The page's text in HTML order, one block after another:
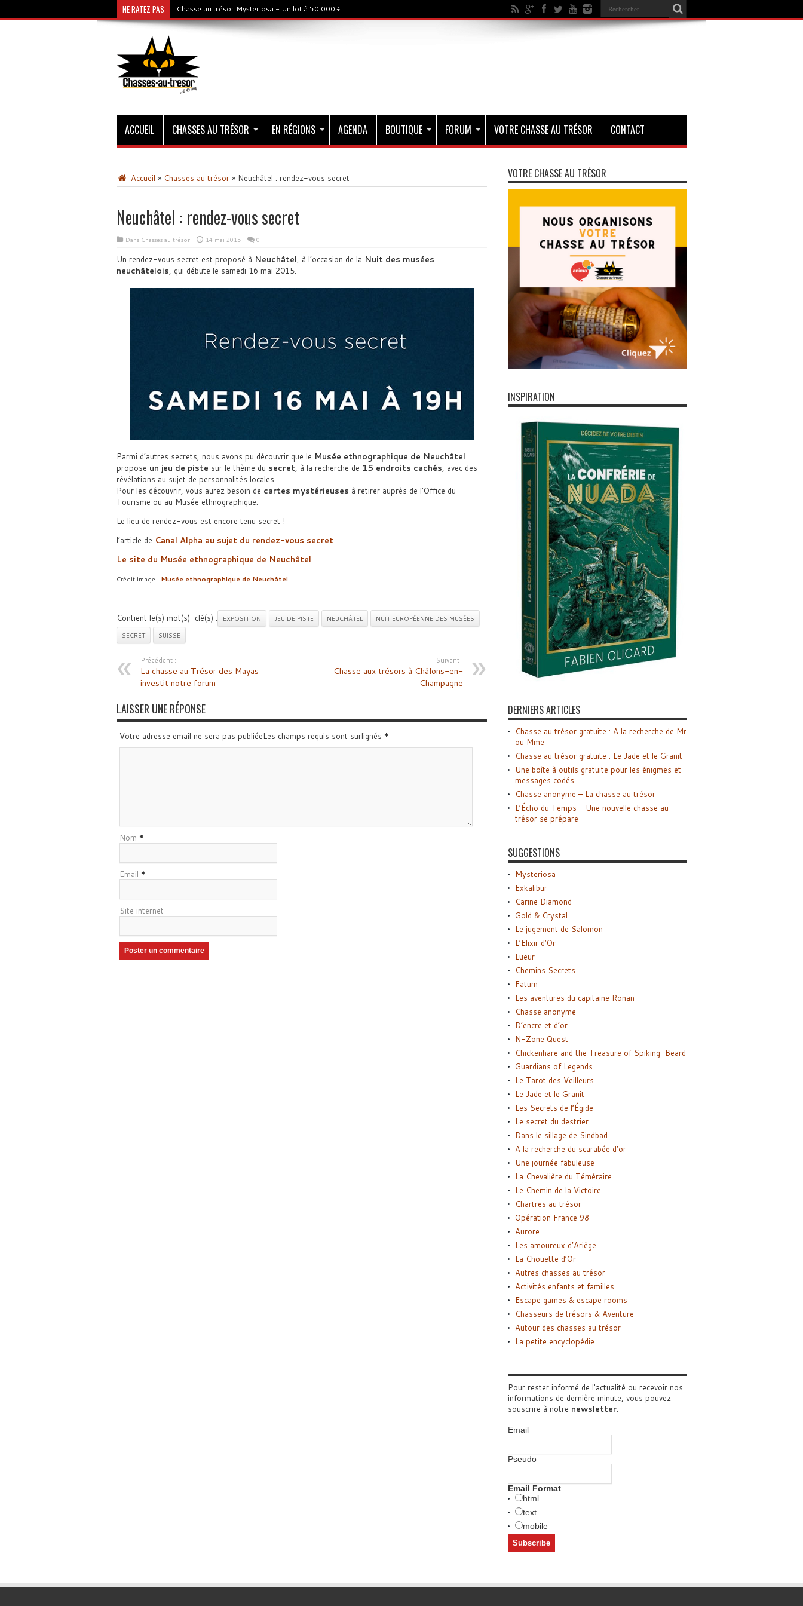
NE RATEZ PAS Chasse au trésor Mysteriosa - Un lot à 50 000 €
ACCUEIL CHASSES AU TRÉSOR EN RÉGIONS AGENDA BOUTIQUE FORUM VOTRE CHASSE AU TRÉSOR CONTACT
Accueil » Chasses au trésor » Neuchâtel : rendez-vous secret
Neuchâtel : rendez-vous secret
Dans Chasses au trésor 14 mai 2015 0
Un rendez-vous secret est proposé à Neuchâtel, à l’occasion de la Nuit des musées
neuchâtelois, qui débute le samedi 16 mai 2015.
Parmi d’autres secrets, nous avons pu découvrir que le Musée ethnographique de Neuchâtel
propose un jeu de piste sur le thème du secret, à la recherche de 15 endroits cachés, avec des
révélations au sujet de personnalités locales.
Pour les découvrir, vous aurez besoin de cartes mystérieuses à retirer auprès de l’Office du
Tourisme ou au Musée ethnographique.
Le lieu de rendez-vous est encore tenu secret !
l’article de Canal Alpha au sujet du rendez-vous secret.
Le site du Musée ethnographique de Neuchâtel.
Crédit image : Musée ethnographique de Neuchâtel
Contient le(s) mot(s)-clé(s) : EXPOSITION JEU DE PISTE NEUCHÂTEL
NUIT EUROPÉENNE DES MUSÉES
SECRET
SUISSE
Précédent :
La chasse au Trésor des Mayas
investit notre forum
Suivant :
Chasse aux trésors à Châlons-en-
Champagne
LAISSER UNE RÉPONSE
Votre adresse email ne sera pas publiéeLes champs requis sont surlignés *
Nom *
Email *
Site internet
VOTRE CHASSE AU TRÉSOR
INSPIRATION
DERNIERS ARTICLES
Chasse au trésor gratuite : A la recherche de Mr
ou Mme
Chasse au trésor gratuite : Le Jade et le Granit
Une boîte à outils gratuite pour les énigmes et
messages codés
Chasse anonyme – La chasse au trésor
L’Écho du Temps – Une nouvelle chasse au
trésor se prépare
SUGGESTIONS
Mysteriosa
Exkalibur
Carine Diamond
Gold & Crystal
Le jugement de Salomon
L’Elixir d’Or
Lueur
Chemins Secrets
Fatum
Les aventures du capitaine Ronan
Chasse anonyme
D’encre et d’or
N-Zone Quest
Chickenhare and the Treasure of Spiking-Beard
Guardians of Legends
Le Tarot des Veilleurs
Le Jade et le Granit
Les Secrets de l’Égide
Le secret du destrier
Dans le sillage de Sindbad
A la recherche du scarabée d’or
Une journée fabuleuse
La Chevalière du Téméraire
Le Chemin de la Victoire
Chartres au trésor
Opération France 98
Aurore
Les amoureux d’Ariège
La Chouette d’Or
Autres chasses au trésor
Activités enfants et familles
Escape games & escape rooms
Chasseurs de trésors & Aventure
Autour des chasses au trésor
La petite encyclopédie
Pour rester informé de l'actualité ou recevoir nos
informations de dernière minute, vous pouvez
souscrire à notre newsletter.
Email
Pseudo
Email Format
html
text
mobile